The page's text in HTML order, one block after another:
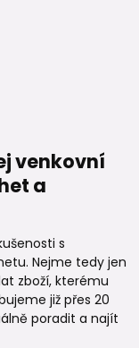
venkovní
a
s
Nejme tedy jen
zboží, kterému
již přes 20
poradit a najít